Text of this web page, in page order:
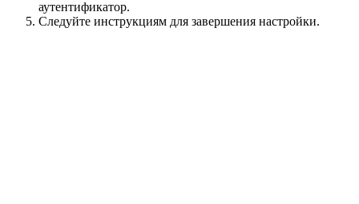
аутентификатор.
Следуйте инструкциям для завершения настройки.